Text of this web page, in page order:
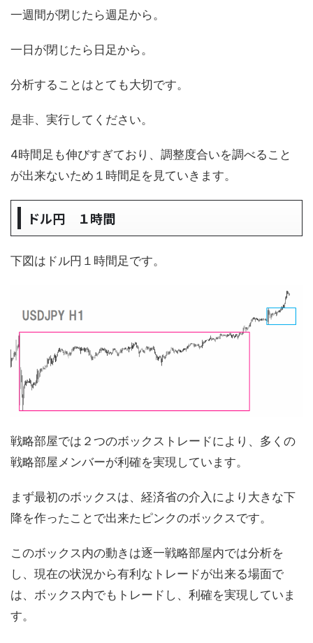
一週間が閉じたら週足から。
一日が閉じたら日足から。
分析することはとても大切です。
是非、実行してください。
4時間足も伸びすぎており、調整度合いを調べること
が出来ないため１時間足を見ていきます。
ドル円 １時間
下図はドル円１時間足です。
戦略部屋では２つのボックストレードにより、多くの
戦略部屋メンバーが利確を実現しています。
まず最初のボックスは、経済省の介入により大きな下
降を作ったことで出来たピンクのボックスです。
このボックス内の動きは逐一戦略部屋内では分析を
し、現在の状況から有利なトレードが出来る場面で
は、ボックス内でもトレードし、利確を実現していま
す。